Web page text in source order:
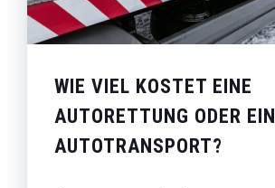
WIE VIEL KOSTET EINE
AUTORETTUNG ODER EIN
AUTOTRANSPORT?